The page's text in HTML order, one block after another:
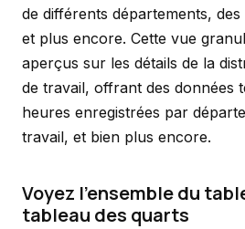
de différents départements,
et plus encore. Cette vue
aperçus sur les détails de la
de travail, offrant des données
heures enregistrées par
travail, et bien plus encore.
Voyez l'ensemble du
tableau des quarts